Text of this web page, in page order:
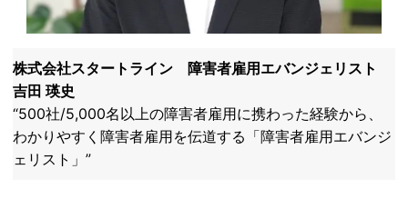
株式会社スタートライン
障害者雇用エバンジェリスト ​
吉田 瑛史
“500社/5,000名以上の障害者雇用に携わった経験から、
わかりやすく障害者雇用を伝道する「障害者雇用エバンジ
ェリスト」”